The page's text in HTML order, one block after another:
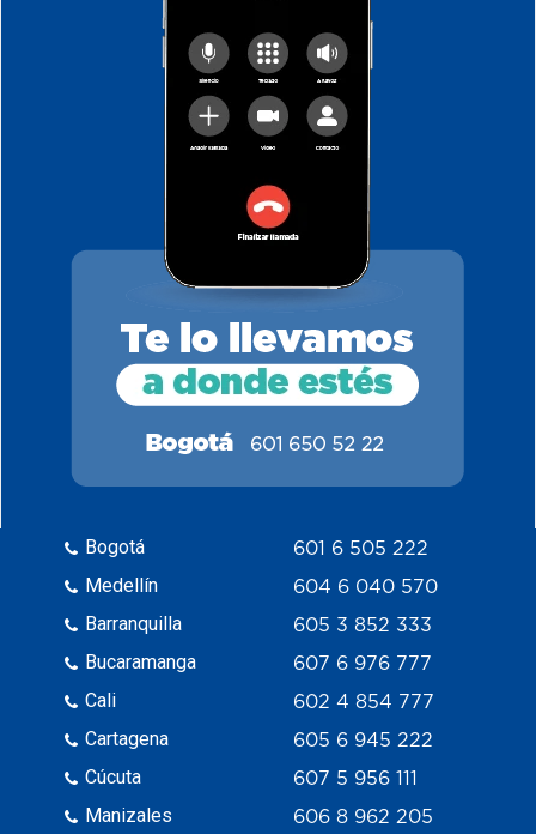
Bogotá
Medellín
Barranquilla
Bucaramanga
Cali
Cartagena
Cúcuta
Manizales
601 6 505 222
604 6 040 570
605 3 852 333
607 6 976 777
602 4 854 777
605 6 945 222
607 5 956 111
606 8 962 205